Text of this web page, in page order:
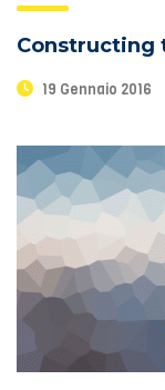
Constructing
19 Gennaio 2016